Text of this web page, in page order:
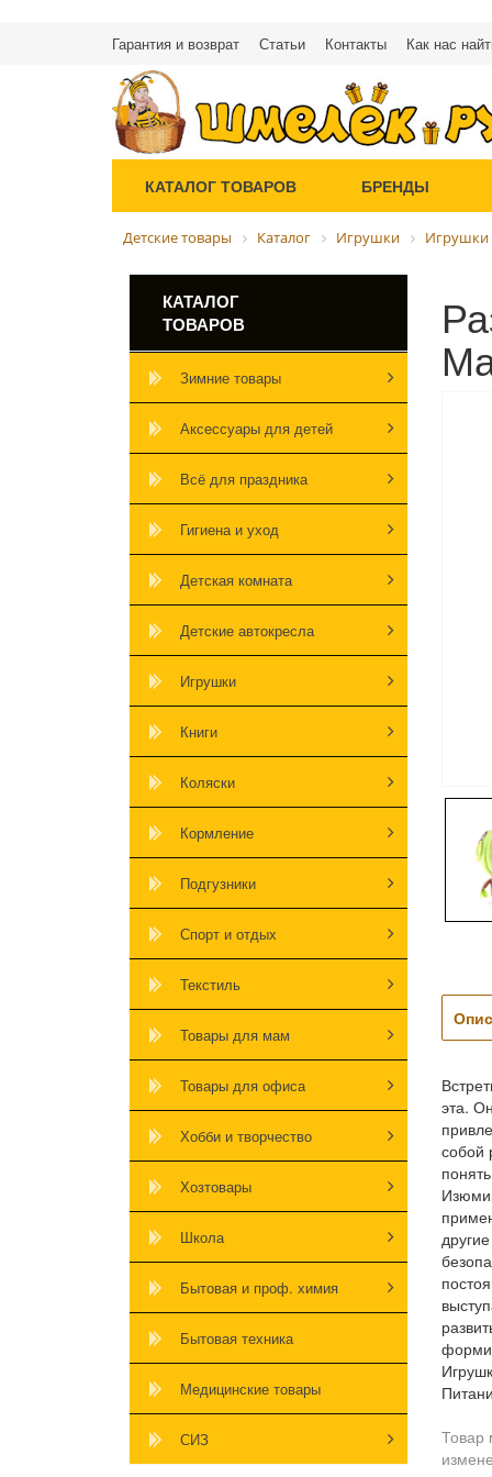
Гарантия и возврат Статьи Контакты Как нас
КАТАЛОГ ТОВАРОВ БРЕНДЫ
Детские товары Каталог Игрушки
КАТАЛОГ
ТОВАРОВ
Зимние товары
Аксессуары для детей
Всё для праздника
Гигиена и уход
Детская комната
Детские автокресла
Игрушки
Книги
Коляски
Кормление
Подгузники
Спорт и отдых
Текстиль
Товары для мам
Товары для офиса
Хобби и творчество
Хозтовары
Школа
Бытовая и проф. химия
Бытовая техника
Медицинские товары
СИЗ
эта.
собой
Товар